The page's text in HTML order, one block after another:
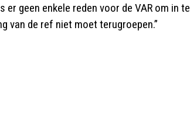
geen enkele reden voor de VAR om in te
van de ref niet moet terugroepen.”